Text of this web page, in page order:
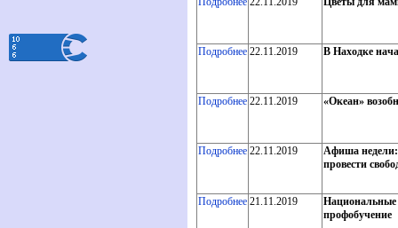
Подробнее 22.11.2019 В Находке
Подробнее 22.11.2019 «Океан»
Подробнее 22.11.2019
Афиша недели:
провести
Подробнее 21.11.2019
Национальные
профобучение